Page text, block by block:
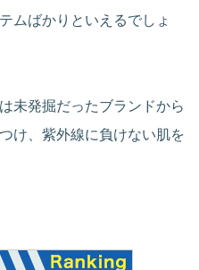
ムばかりといえるでしょ
未発掘だったブランドから
け、紫外線に負けない肌を